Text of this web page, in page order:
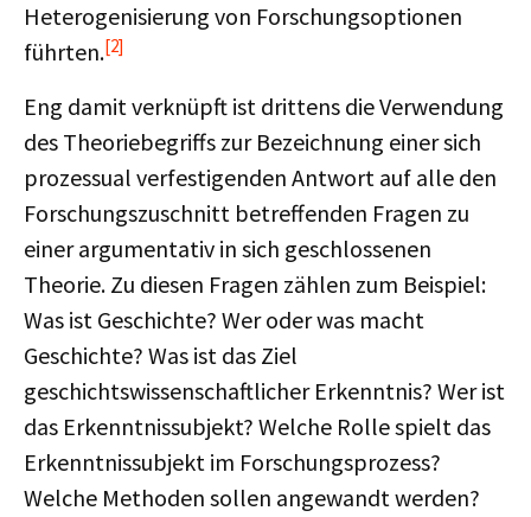
Heterogenisierung von Forschungsoptionen
führten.[2]
Eng damit verknüpft ist drittens die Verwendung
des Theoriebegriffs zur Bezeichnung einer sich
prozessual verfestigenden Antwort auf alle den
Forschungszuschnitt betreffenden Fragen zu
einer argumentativ in sich geschlossenen
Theorie. Zu diesen Fragen zählen zum Beispiel:
Was ist Geschichte? Wer oder was macht
Geschichte? Was ist das Ziel
geschichtswissenschaftlicher Erkenntnis? Wer ist
das Erkenntnissubjekt? Welche Rolle spielt das
Erkenntnissubjekt im Forschungsprozess?
Welche Methoden sollen angewandt werden?